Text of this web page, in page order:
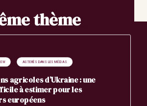
thème
ASTERÈS DANS LES MÉDIAS
agricoles d’Ukraine : une
à estimer pour les
européens